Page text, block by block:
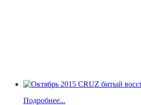
Подробнее...